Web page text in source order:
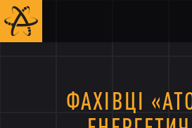
ФАХІВЦІ